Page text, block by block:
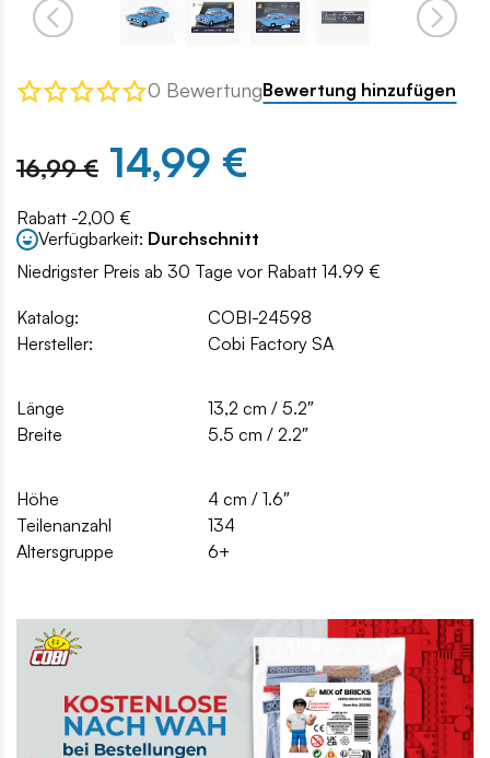
0 BewertungBewertung hinzufügen
16,99 € 14,99 €
Rabatt -2,00 €
Verfügbarkeit: Durchschnitt
Niedrigster Preis ab 30 Tage vor Rabatt 14.99 €
Katalog:
COBI-24598
Hersteller:
Cobi Factory SA
Länge
13,2 cm / 5.2″
Breite
5.5 cm / 2.2″
Höhe
4 cm / 1.6″
Teilenanzahl
134
Altersgruppe
6+